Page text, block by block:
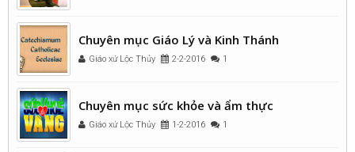
Chuyên mục Giáo Lý và Kinh Thánh
Giáo xứ Lộc Thủy 2-2-2016 1
Chuyên mục sức khỏe và ẩm thực
Giáo xứ Lộc Thủy 1-2-2016 1